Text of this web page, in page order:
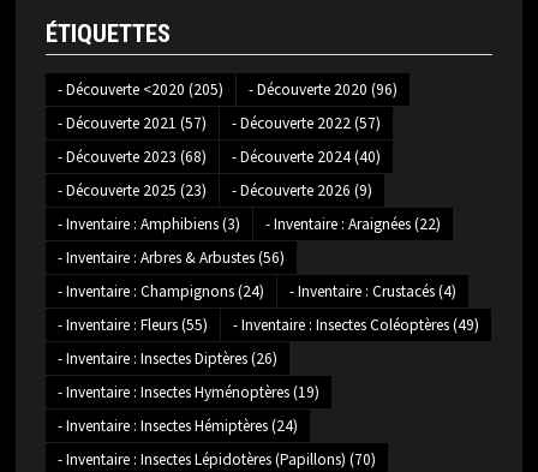
ÉTIQUETTES
- Découverte <2020 (205) - Découverte 2020 (96)
- Découverte 2021 (57) - Découverte 2022(57)
- Découverte 2023 (68) - Découverte 2024(40)
- Découverte 2025 (23) - Découverte 2026 (9)
- Inventaire : Amphibiens(3) - Inventaire : Araignées(22)
- Inventaire : Arbres & Arbustes(56)
- Inventaire : Champignons(24) - Inventaire : Crustacés(4)
- Inventaire : Fleurs(55) - Inventaire : Insectes Coléoptères(49)
- Inventaire : Insectes Diptères(26)
- Inventaire : Insectes Hyménoptères(19)
- Inventaire : Insectes Hémiptères(24)
- Inventaire : Insectes Lépidotères (Papillons) (70)